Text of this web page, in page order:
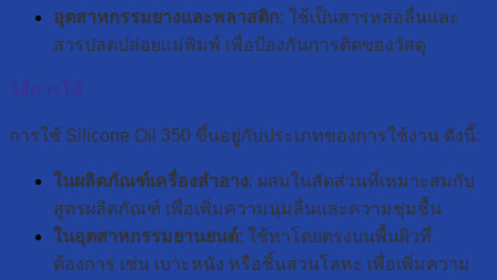
อุตสาหกรรมยางและพลาสติก: ใช้เป็นสารหล่อลื่นและ
สารปลดปล่อยแม่พิมพ์ เพื่อป้องกันการติดของวัสดุ
การใช้ Silicone Oil 350 ขึ้นอยู่กับประเภทของการใช้งาน ดังนี้:
ในผลิตภัณฑ์เครื่องสำอาง: ผสมในสัดส่วนที่เหมาะสมกับ
สูตรผลิตภัณฑ์ เพื่อเพิ่มความนุ่มลื่นและความชุ่มชื้น
ในอุตสาหกรรมยานยนต์: ใช้ทาโดยตรงบนพื้นผิวที่
ต้องการ เช่น เบาะหนัง หรือชิ้นส่วนโลหะ เพื่อเพิ่มความ